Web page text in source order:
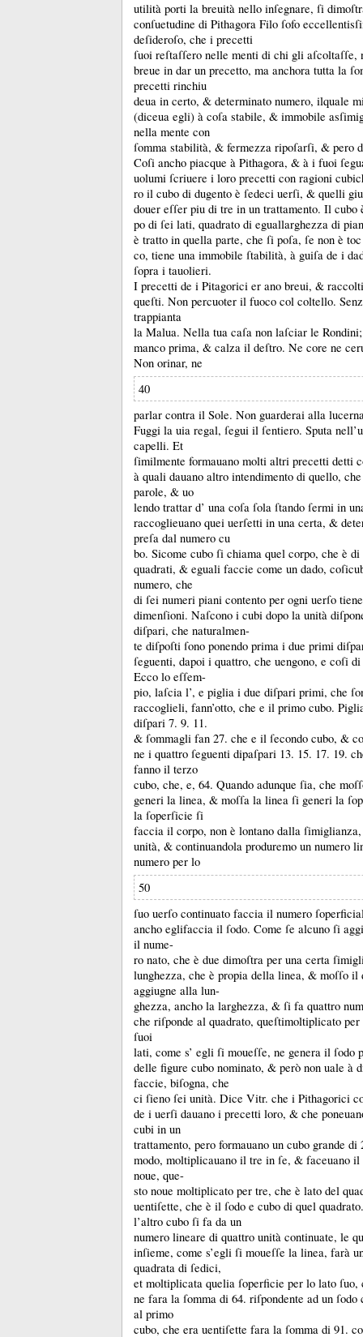
utilità porti la breuità nello inſegnare, ſi
conſuetudine di Pithagora Filo ſofo
deſideroſo, che i precetti
ſuoi reſtaſſero nelle menti di chi gli aſcoltaſſe,
breue in dar un precetto, ma anchora tutta la
precetti rinchiu
deua in certo, & determinato numero, ilquale
(diceua egli) à coſa stabile, & immobile
nella mente con
ſomma stabilità, & fermezza ripoſarſi, & pero
Coſi ancho piacque à Pithagora, & à i fuoi
uolumi ſcriuere i loro precetti con ragioni
ro il cubo di dugento è ſedeci uerſi, & quelli
douer eſſer piu di tre in un trattamento. Il cubo
po di ſei lati, quadrato di eguallarghezza di
è tratto in quella parte, che ſi poſa, ſe non è toc
co, tiene una immobile ſtabilità, à guiſa de i
ſopra i tauolieri.
I precetti de i Pitagorici er ano breui, &
queſti. Non percuoter il fuoco col coltello.
trappianta
la Malua. Nella tua caſa non laſciar le
manco prima, & calza il deſtro. Ne core ne
Non orinar, ne
40
parlar contra il Sole. Non guarderai alla
Fuggi la uia regal, ſegui il ſentiero. Sputa
capelli. Et
ſimilmente formauano molti altri precetti detti
à quali dauano altro intendimento di quello, che
parole, & uo
lendo trattar d’ una coſa ſola ſtando ſermi in
raccoglieuano quei uerſetti in una certa, &
preſa dal numero cu
bo. Sicome cubo ſi chiama quel corpo, che è
quadrati, & eguali faccie come un dado,
numero, che
di ſei numeri piani contento per ogni uerſo
dimenſioni. Naſcono i cubi dopo la unità
diſpari, che naturalmen-
te diſpoſti ſono ponendo prima i due primi
ſeguenti, dapoi i quattro, che uengono, e coſi
Ecco lo eſſem-
pio, laſcia l’, e piglia i due diſpari primi, che
raccoglieli, fann’otto, che e il primo cubo.
diſpari 7. 9. 11.
& ſommagli fan 27. che e il ſecondo cubo, &
ne i quattro ſeguenti dipaſpari 13. 15. 17. 19.
fanno il terzo
cubo, che, e, 64. Quando adunque ſia, che
generi la linea, & moſſa la linea ſi generi la
la ſoperſicie ſi
faccia il corpo, non è lontano dalla
unità, & continuandola produremo un numero
numero per lo
50
ſuo uerſo continuato faccia il numero
ancho eglifaccia il ſodo. Come ſe alcuno ſi
il nume-
ro nato, che è due dimoſtra per una certa
lunghezza, che è propia della linea, & moſſo il
aggiugne alla lun-
ghezza, ancho la larghezza, & ſi fa quattro
che riſponde al quadrato, queſtimoltiplicato
ſuoi
lati, come s’ egli ſi moueſſe, ne genera il ſodo
delle figure cubo nominato, & però non uale à
faccie, biſogna, che
ci ſieno ſei unità. Dice Vitr. che i Pithagorici
de i uerſi dauano i precetti loro, & che
cubi in un
trattamento, pero formauano un cubo grande di
modo, moltiplicauano il tre in ſe, & faceuano il
noue, que-
sto noue moltiplicato per tre, che è lato del
uentiſette, che è il ſodo e cubo di quel
l’altro cubo ſi fa da un
numero lineare di quattro unità continuate, le
inſieme, come s’egli ſi moueſſe la linea, farà
quadrata di ſedici,
et moltiplicata quelia ſoperficie per lo lato ſuo,
ne fara la ſomma di 64. riſpondente ad un
al primo
cubo, che era uentiſette fara la ſomma di 91.